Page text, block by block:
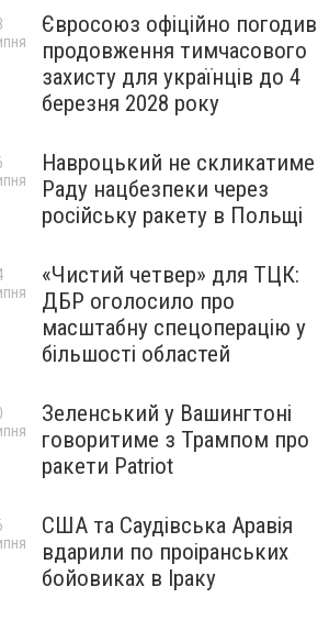
Євросоюз офіційно погодив
продовження тимчасового
захисту для українців до 4
березня 2028 року
Навроцький не скликатиме
Раду нацбезпеки через
російську ракету в Польщі
«Чистий четвер» для ТЦК:
ДБР оголосило про
масштабну спецоперацію у
більшості областей
Зеленський у Вашингтоні
говоритиме з Трампом про
ракети Patriot
США та Саудівська Аравія
вдарили по проіранських
бойовиках в Іраку